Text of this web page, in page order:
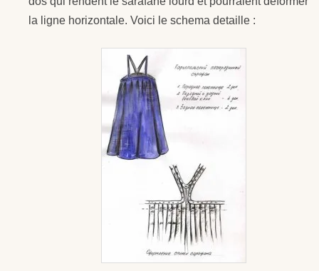
la ligne horizontale. Voici le schema detaille :